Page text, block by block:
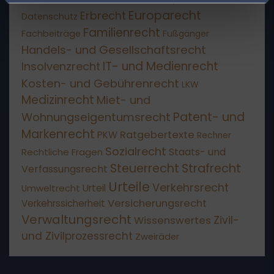
Datenschutz Erbrecht Europarecht
Fachbeiträge Familienrecht Fußgänger
Handels- und Gesellschaftsrecht
Insolvenzrecht IT- und Medienrecht
Kosten- und Gebührenrecht LKW
Medizinrecht Miet- und
Wohnungseigentumsrecht Patent- und
Markenrecht PKW Ratgebertexte Rechner
Rechtliche Fragen Sozialrecht Staats- und
Verfassungsrecht Steuerrecht Strafrecht
Umweltrecht Urteil Urteile Verkehrsrecht
Verkehrssicherheit Versicherungsrecht
Verwaltungsrecht Wissenswertes Zivil-
und Zivilprozessrecht Zweiräder